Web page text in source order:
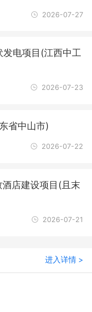
技术服务、技术
司工程建设业
政设施管理；互
许可的商品）；
平面设计；节能
管理；图文设计
业设计服务；信
；金属门窗工程
；集成电路设
投标代理服务；
法自主开展经营
2026-07-27
电项目(江西中工
2026-07-23
省中山市)
2026-07-22
店建设项目(且末
2026-07-21
进入详情 >